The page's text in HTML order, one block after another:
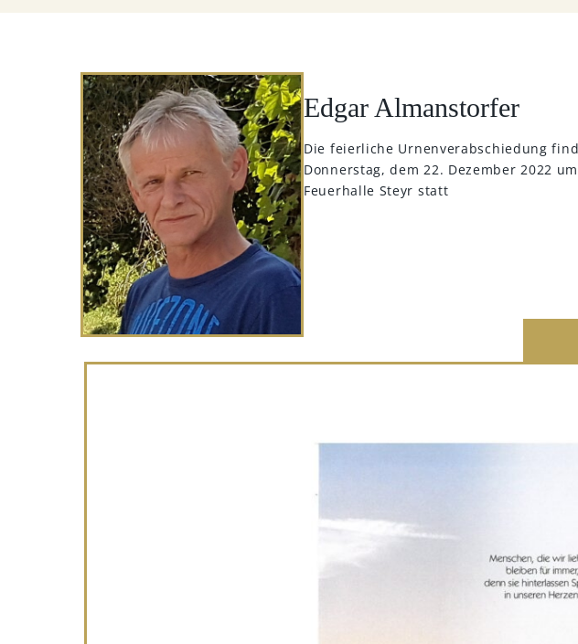
Edgar Almanstorfer
Die feierliche Urnenverabschiedung
Donnerstag, dem 22. Dezember 2022
Feuerhalle Steyr statt